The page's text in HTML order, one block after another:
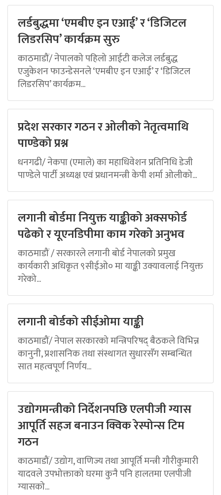
लर्डबुद्धमा ‘एमबीए इन एआई’ र ‘डिजिटल
लिडरसिप’ कार्यक्रम सुरु
काठमाडौं/ नेपालको पहिलो आईटी कलेज लर्डबुद्ध
एजुकेशन फाउन्डेसनले ‘एमबीए इन एआई’ र ‘डिजिटल
लिडरसिप’ कार्यक्रम...
प्रदेश सरकार गठन र ओलीको नेतृत्वमाथि
पाण्डेको प्रश्न
धनगढी/ नेकपा (एमाले) का महाधिवेशन प्रतिनिधि डेजी
पाण्डेले पार्टी अध्यक्ष एवं प्रधानमन्त्री केपी शर्मा ओलीको...
लगानी बोर्डमा नियुक्त याङ्कीको अक्सफोर्ड
पढेको र यूएनडिपीमा काम गरेको अनुभव
काठमाडौं / सरकारले लगानी बोर्ड नेपालको प्रमुख
कार्यकारी अधिकृत ९सीईओ० मा याङ्की उक्यावलाई नियुक्त
गरेको...
लगानी बोर्डको सीईओमा याङ्की
काठमाडौं/ नेपाल सरकारको मन्त्रिपरिषद् बैठकले विभिन्न
कानुनी, प्रशासनिक तथा संस्थागत सुधारसँग सम्बन्धित
सात महत्वपूर्ण निर्णय...
उद्योगमन्त्रीको निर्देशनपछि एलपीजी ग्यास
आपूर्ति सहज बनाउन क्विक रेस्पोन्स टिम
गठन
काठमाडौं/ उद्योग, वाणिज्य तथा आपूर्ति मन्त्री गौरीकुमारी
यादवले उपभोक्ताको घरमा कुनै पनि हालतमा एलपीजी
ग्यासको...